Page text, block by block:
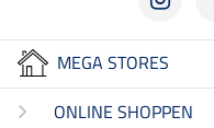
MEGA STORES
ONLINE SHOPPEN